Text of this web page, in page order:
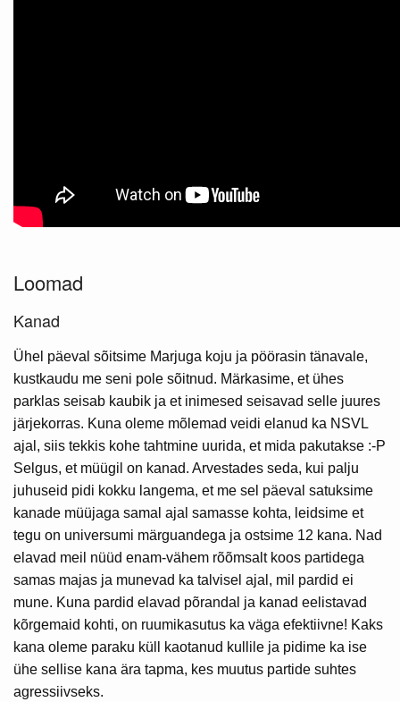
Loomad
Kanad
Ühel päeval sõitsime Marjuga koju ja pöörasin tänavale,
kustkaudu me seni pole sõitnud. Märkasime, et ühes
parklas seisab kaubik ja et inimesed seisavad selle juures
järjekorras. Kuna oleme mõlemad veidi elanud ka NSVL
ajal, siis tekkis kohe tahtmine uurida, et mida pakutakse :-P
Selgus, et müügil on kanad. Arvestades seda, kui palju
juhuseid pidi kokku langema, et me sel päeval satuksime
kanade müüjaga samal ajal samasse kohta, leidsime et
tegu on universumi märguandega ja ostsime 12 kana. Nad
elavad meil nüüd enam-vähem rõõmsalt koos partidega
samas majas ja munevad ka talvisel ajal, mil pardid ei
mune. Kuna pardid elavad põrandal ja kanad eelistavad
kõrgemaid kohti, on ruumikasutus ka väga efektiivne! Kaks
kana oleme paraku küll kaotanud kullile ja pidime ka ise
ühe sellise kana ära tapma, kes muutus partide suhtes
agressiivseks.